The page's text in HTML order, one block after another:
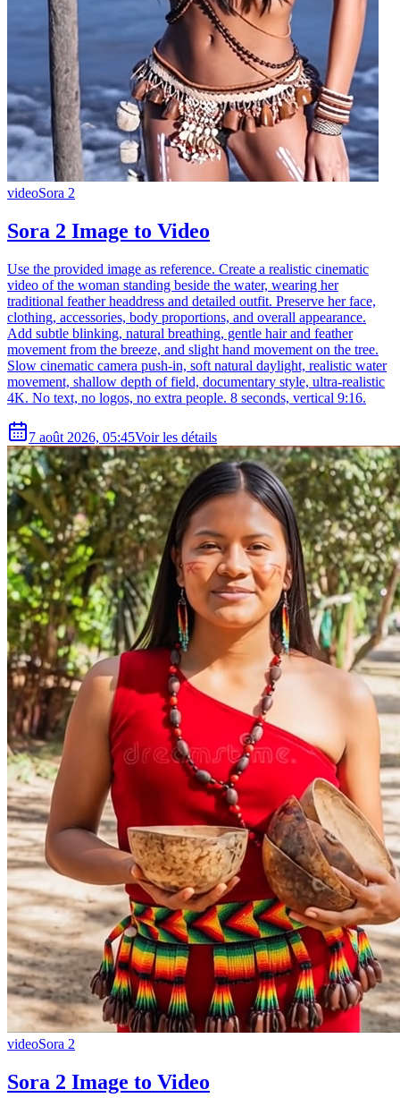
videoSora 2
Sora 2 Image to Video
Use the provided image as reference. Create a realistic cinematic
video of the woman standing beside the water, wearing her
traditional feather headdress and detailed outfit. Preserve her face,
clothing, accessories, body proportions, and overall appearance.
Add subtle blinking, natural breathing, gentle hair and feather
movement from the breeze, and slight hand movement on the tree.
Slow cinematic camera push-in, soft natural daylight, realistic water
movement, shallow depth of field, documentary style, ultra-realistic
4K. No text, no logos, no extra people. 8 seconds, vertical 9:16.
7 août 2026, 05:45Voir les détails
videoSora 2
Sora 2 Image to Video